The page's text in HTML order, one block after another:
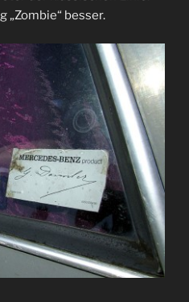
„Zombie“ besser.